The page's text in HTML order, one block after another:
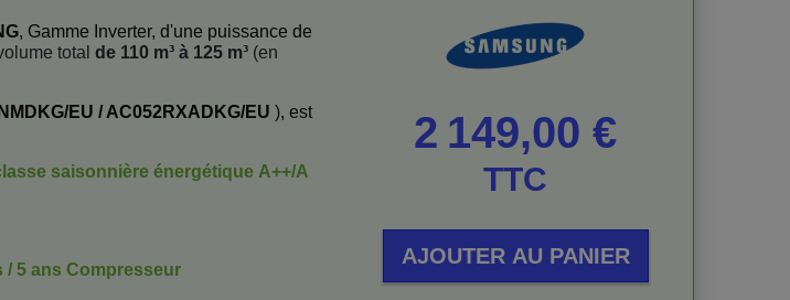
, Gamme Inverter, d'une puissance de
total de 110 m³ à 125 m³ (en
EU / AC052RXADKG/EU ), est
saisonnière énergétique A++/A
/ 5 ans Compresseur
2 149,00 €
TTC
AJOUTER AU PANIER